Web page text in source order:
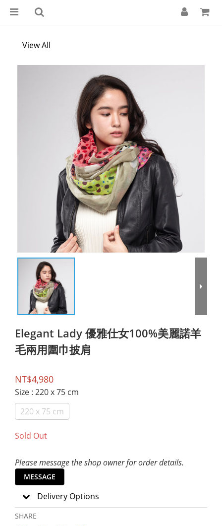
View All
Elegant Lady 優雅仕女100%美麗諾羊
毛兩用圍巾披肩
NT$4,980
Size : 220 x 75 cm
220 x 75 cm
Sold Out
Please message the shop owner for order details.
MESSAGE
Delivery Options
SHARE